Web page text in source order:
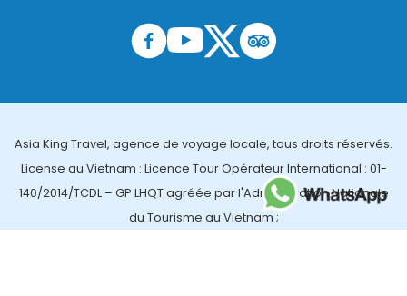
Asia King Travel, agence de voyage locale, tous droits réservés.
License au Vietnam : Licence Tour Opérateur International : 01-
140/2014/TCDL – GP LHQT agréée par l'Administration Nationale
du Tourisme au Vietnam ;